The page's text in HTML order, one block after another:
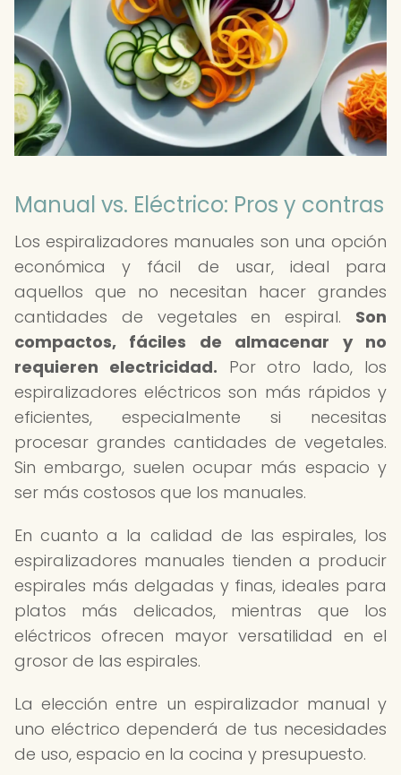
Manual vs. Eléctrico: Pros y contras
Los espiralizadores manuales son una opción
económica y fácil de usar, ideal para
aquellos que no necesitan hacer grandes
cantidades de vegetales en espiral. Son
compactos, fáciles de almacenar y no
requieren electricidad. Por otro lado, los
espiralizadores eléctricos son más rápidos y
eficientes, especialmente si necesitas
procesar grandes cantidades de vegetales.
Sin embargo, suelen ocupar más espacio y
ser más costosos que los manuales.
En cuanto a la calidad de las espirales, los
espiralizadores manuales tienden a producir
espirales más delgadas y finas, ideales para
platos más delicados, mientras que los
eléctricos ofrecen mayor versatilidad en el
grosor de las espirales.
La elección entre un espiralizador manual y
uno eléctrico dependerá de tus necesidades
de uso, espacio en la cocina y presupuesto.